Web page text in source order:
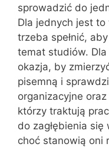
sprowadzić do
Dla jednych jest
trzeba spełnić,
temat studiów.
okazja, by
pisemną i
organizacyjne
którzy traktują
do zagłębienia
choć stanowią oni